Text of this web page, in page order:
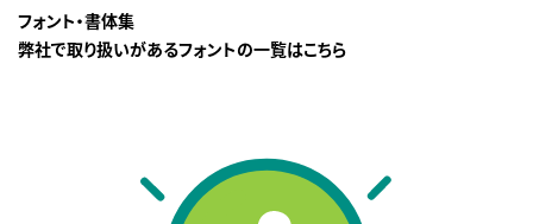
フォント・書体集
弊社で取り扱いがあるフォントの一覧はこちら